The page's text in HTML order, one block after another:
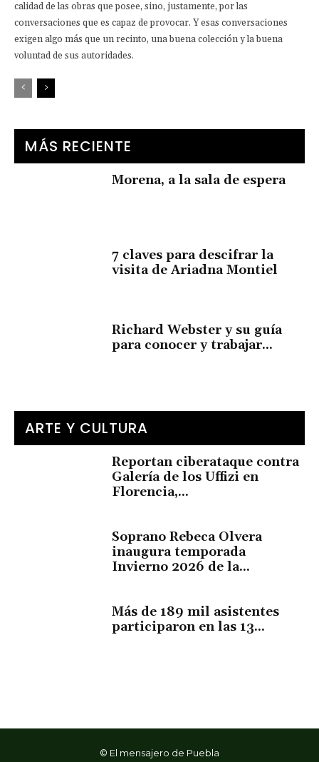
calidad de las obras que posee, sino, justamente, por las
conversaciones que es capaz de provocar. Y esas conversaciones
exigen algo más que un recinto, una buena colección y la buena
voluntad de sus autoridades.
MÁS RECIENTE
Morena, a la sala de espera
7 claves para descifrar la
visita de Ariadna Montiel
Richard Webster y su guía
para conocer y trabajar...
ARTE Y CULTURA
Reportan ciberataque contra
Galería de los Uffizi en
Florencia,...
Soprano Rebeca Olvera
inaugura temporada
Invierno 2026 de la...
Más de 189 mil asistentes
participaron en las 13...
© El mensajero de Puebla